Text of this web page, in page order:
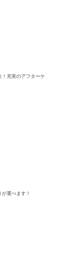
充実のアフターケ
選べます！